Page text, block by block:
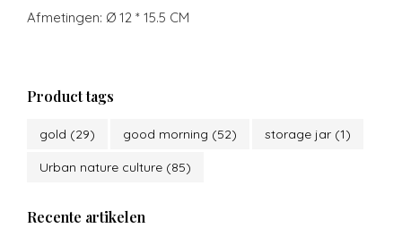
Afmetingen: Ø 12 * 15.5 CM
Product tags
gold (29) good morning (52) storage jar (1)
Urban nature culture (85)
Recente artikelen